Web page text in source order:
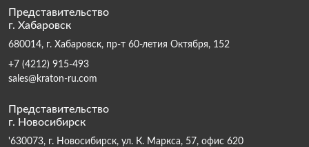
Представительство
г. Хабаровск
680014, г. Хабаровск, пр-т 60-летия Октября, 152
+7 (4212) 915-493
sales@kraton-ru.com
Представительство
г. Новосибирск
'630073, г. Новосибирск, ул. К. Маркса, 57, офис 620